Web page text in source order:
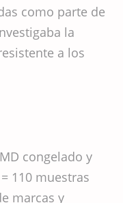
como parte de
la
a los
congelado y
110 muestras
marcas y